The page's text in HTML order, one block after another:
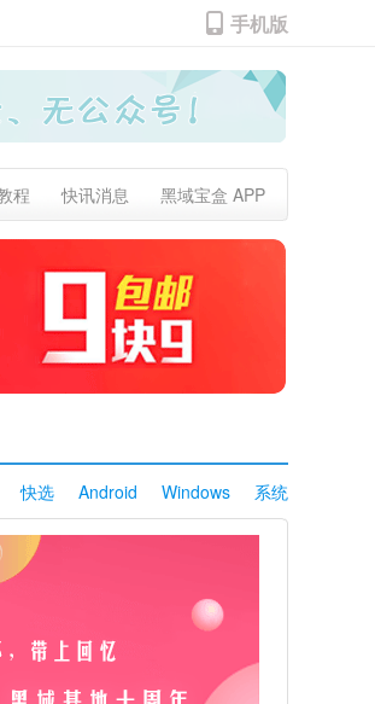
手机版
程 快讯消息 黑域宝盒 APP
快选 Android Windows 系统